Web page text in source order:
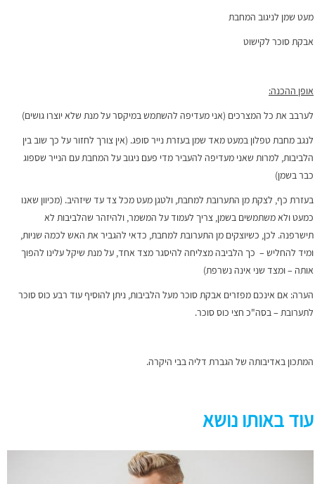
מעט שמן לניגוב המחבת
אבקת סוכר לקישוט
אופן ההכנה:
לערבב את כל המצרכים (אני מעדיפה להשתמש במיקסר על מנת שלא יוצרו גושים)
לנגב מחבת טפלון במעט מאד שמן בעזרת נייר סופג. (אין צורך לחזור על כך שוב בין
הלביבות, למרות שאני מעדיפה להעביר מדי פעם ניגוב על המחבת עם הנייר שספוג
כבר בשמן)
בעזרת כף, לצקת מן התערובת למחבת, ולטגן מעט מכל צד עד שיזהיב. (מכיוון שאנו
כמעט ולא משתמשים בשמן, צריך לעמוד על המשמר, ולהיזהר שהלביבות לא
תישרפנה. לכן, כשיוצקים מן התערובת למחבת, כדאי להגביר את האש לכמה שניות,
ומיד להחליש – כך הלביבה מצליחה להיסגר מצד אחד, על מנת שיקל עלינו להפוך
אותה – ומצד שני אינה נשרפת)
הערה: אם אינכם מפזרים אבקת סוכר מעל הלביבות, ניתן להוסיף עוד רבע כוס סוכר
לתערובת – בסה"כ חצי כוס סוכר.
המתכון באדיבותה של הגברת דליה בבי היקרה.
עוד באותו נושא